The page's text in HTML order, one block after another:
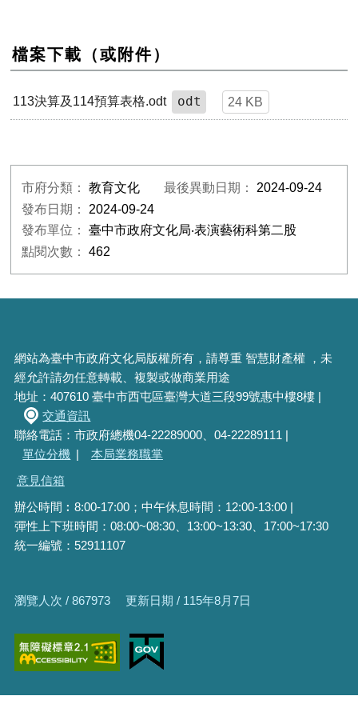
檔案下載（或附件）
113決算及114預算表格.odt odt 24 KB
市府分類：教育文化 最後異動日期： 2024-09-24
發布日期： 2024-09-24
發布單位：臺中市政府文化局‧表演藝術科第二股
點閱次數：462
網站為臺中市政府文化局版權所有，請尊重 智慧財產權 ，未
經允許請勿任意轉載、複製或做商業用途
地址：407610 臺中市西屯區臺灣大道三段99號惠中樓8樓 |
交通資訊
聯絡電話：市政府總機04-22289000、04-22289111 |
單位分機 |
本局業務職掌
意見信箱
辦公時間︰8:00-17:00；中午休息時間：12:00-13:00 |
彈性上下班時間：08:00~08:30、13:00~13:30、17:00~17:30
統一編號：52911107
瀏覽人次 / 867973 更新日期 / 115年8月7日